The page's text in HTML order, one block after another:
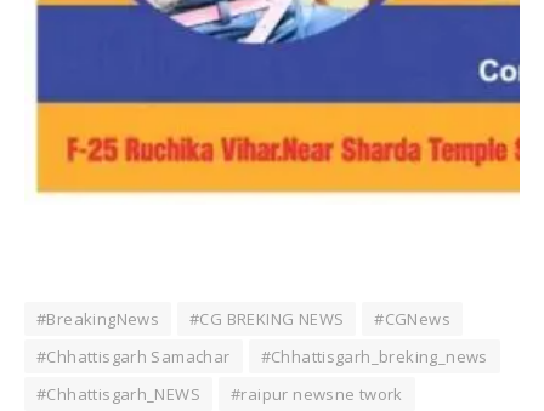
#BreakingNews #CG BREKING NEWS
#CGNews
#Chhattisgarh Samachar
#Chhattisgarh_breking_news
#Chhattisgarh_NEWS
#raipur newsne twork